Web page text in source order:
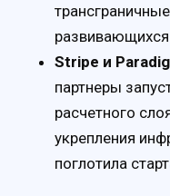
Stripe и
партнеры
расчетного
укрепления
поглотила